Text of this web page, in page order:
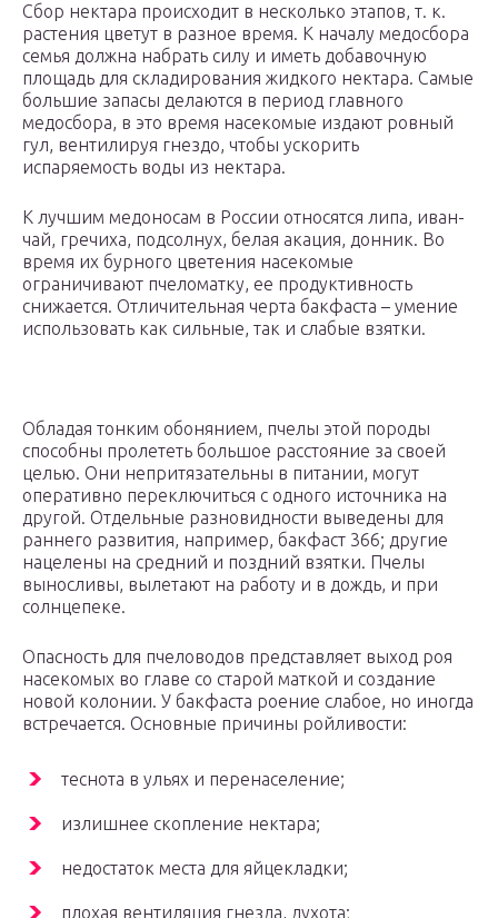
Сбор нектара происходит в несколько этапов, т. к.
растения цветут в разное время. К началу медосбора
семья должна набрать силу и иметь добавочную
площадь для складирования жидкого нектара. Самые
большие запасы делаются в период главного
медосбора, в это время насекомые издают ровный
гул, вентилируя гнездо, чтобы ускорить
испаряемость воды из нектара.
К лучшим медоносам в России относятся липа, иван-
чай, гречиха, подсолнух, белая акация, донник. Во
время их бурного цветения насекомые
ограничивают пчеломатку, ее продуктивность
снижается. Отличительная черта бакфаста – умение
использовать как сильные, так и слабые взятки.
Обладая тонким обонянием, пчелы этой породы
способны пролететь большое расстояние за своей
целью. Они непритязательны в питании, могут
оперативно переключиться с одного источника на
другой. Отдельные разновидности выведены для
раннего развития, например, бакфаст 366; другие
нацелены на средний и поздний взятки. Пчелы
выносливы, вылетают на работу и в дождь, и при
солнцепеке.
Опасность для пчеловодов представляет выход роя
насекомых во главе со старой маткой и создание
новой колонии. У бакфаста роение слабое, но иногда
встречается. Основные причины ройливости:
теснота в ульях и перенаселение;
излишнее скопление нектара;
недостаток места для яйцекладки;
плохая вентиляция гнезда, духота;